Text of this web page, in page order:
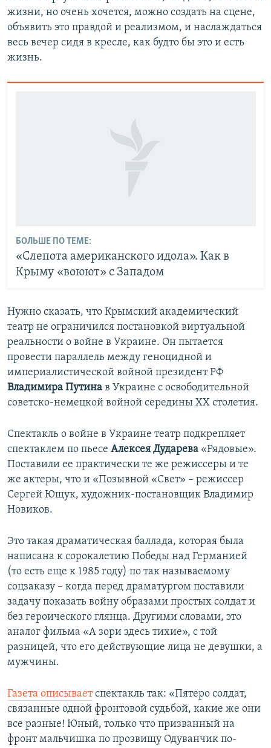
жизни, но очень хочется, можно создать на сцене,
объявить это правдой и реализмом, и наслаждаться
весь вечер сидя в кресле, как будто бы это и есть
жизнь.
БОЛЬШЕ ПО ТЕМЕ:
«Слепота американского идола». Как в
Крыму «воюют» с Западом
Нужно сказать, что Крымский академический
театр не ограничился постановкой виртуальной
реальности о войне в Украине. Он пытается
провести параллель между геноцидной и
империалистической войной президент РФ
Владимира Путина в Украине с освободительной
советско-немецкой войной середины ХХ столетия.
Спектакль о войне в Украине театр подкрепляет
спектаклем по пьесе Алексея Дударева «Рядовые».
Поставили ее практически те же режиссеры и те
же актеры, что и «Позывной «Свет» – режиссер
Сергей Ющук, художник-постановщик Владимир
Новиков.
Это такая драматическая баллада, которая была
написана к сорокалетию Победы над Германией
(то есть еще к 1985 году) по так называемому
соцзаказу – когда перед драматургом поставили
задачу показать войну образами простых солдат и
без героического глянца. Другими словами, это
аналог фильма «А зори здесь тихие», с той
разницей, что его действующие лица не девушки, а
мужчины.
Газета описываетспектакль так: «Пятеро солдат,
связанные одной фронтовой судьбой, какие же они
все разные! Юный, только что призванный на
фронт мальчишка по прозвищу Одуванчик по-